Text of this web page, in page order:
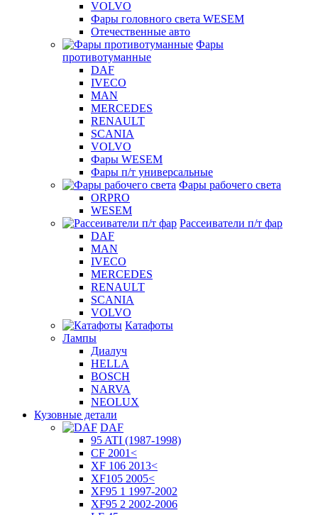
VOLVO
Фары головного света WESEM
Отечественные авто
Фары
противотуманные
DAF
IVECO
MAN
MERCEDES
RENAULT
SCANIA
VOLVO
Фары WESEM
Фары п/т универсальные
Фары рабочего света
ORPRO
WESEM
Рассеиватели п/т фар
DAF
MAN
IVECO
MERCEDES
RENAULT
SCANIA
VOLVO
Катафоты
Лампы
Диалуч
HELLA
BOSCH
NARVA
NEOLUX
Кузовные детали
DAF
95 ATI (1987-1998)
CF 2001<
XF 106 2013<
XF105 2005<
XF95 1 1997-2002
XF95 2 2002-2006